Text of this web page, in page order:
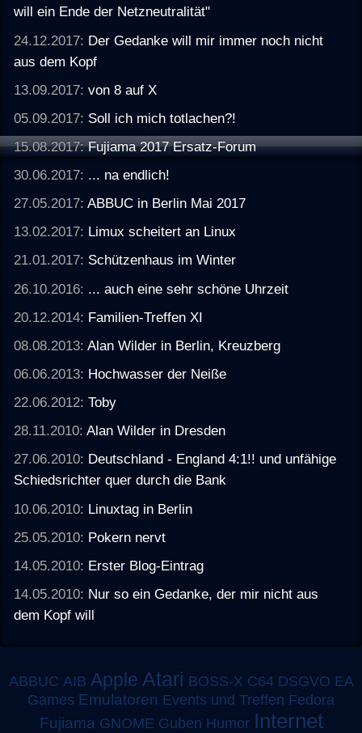
will ein Ende der Netzneutralität"
24.12.2017: Der Gedanke will mir immer noch nicht
aus dem Kopf
13.09.2017:von 8 auf X
05.09.2017: Soll ich mich totlachen?!
15.08.2017:Fujiama 2017 Ersatz-Forum
30.06.2017: ... na endlich!
27.05.2017:ABBUC in Berlin Mai 2017
13.02.2017: Limux scheitert an Linux
21.01.2017: Schützenhaus im Winter
26.10.2016: ... auch eine sehr schöne Uhrzeit
20.12.2014: Familien-Treffen XI
08.08.2013:Alan Wilder in Berlin, Kreuzberg
06.06.2013: Hochwasser der Neiße
22.06.2012:Toby
28.11.2010:Alan Wilder in Dresden
27.06.2010: Deutschland - England 4:1!! und unfähige
Schiedsrichter quer durch die Bank
10.06.2010: Linuxtag in Berlin
25.05.2010: Pokern nervt
14.05.2010: Erster Blog-Eintrag
14.05.2010: Nur so ein Gedanke, der mir nicht aus
dem Kopf will
ABBUC AIB Apple Atari BOSS-X C64 DSGVO EA
Games Emulatoren Events und Treffen Fedora
Fujiama GNOME Guben Humor Internet